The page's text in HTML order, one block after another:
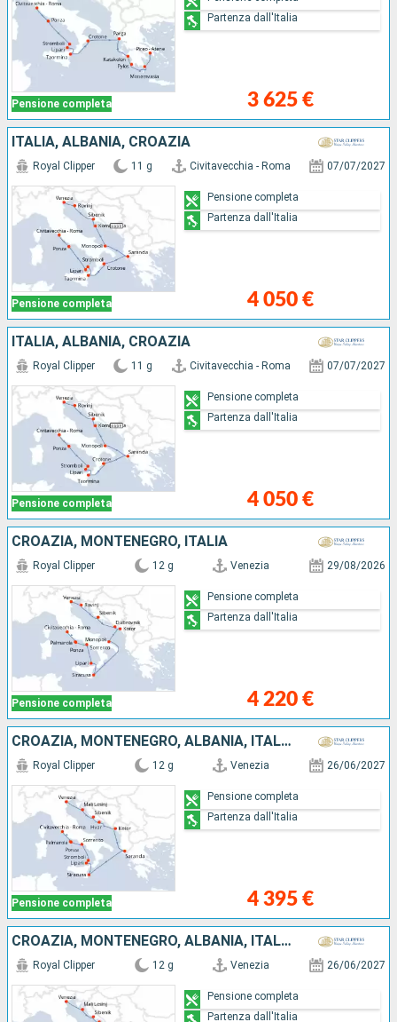
Pensione completa 3 625 €
Partenza dall'Italia
ITALIA, ALBANIA, CROAZIA
Pensione completa
Royal Clipper 11 g Civitavecchia - Roma 07/07/2027
4 050 €
Pensione completa
Partenza dall'Italia
ITALIA, ALBANIA, CROAZIA
Pensione completa
Royal Clipper 11 g Civitavecchia - Roma 07/07/2027
4 050 €
Pensione completa
Partenza dall'Italia
CROAZIA, MONTENEGRO, ITALIA
Pensione completa
Royal Clipper 12 g Venezia 29/08/2026
4 220 €
Pensione completa
Partenza dall'Italia
CROAZIA, MONTENEGRO, ALBANIA, ITALIA
Pensione completa
Royal Clipper 12 g Venezia 26/06/2027
4 395 €
Pensione completa
Partenza dall'Italia
CROAZIA, MONTENEGRO, ALBANIA, ITALIA
Royal Clipper 12 g Venezia 26/06/2027
Pensione completa
Partenza dall'Italia